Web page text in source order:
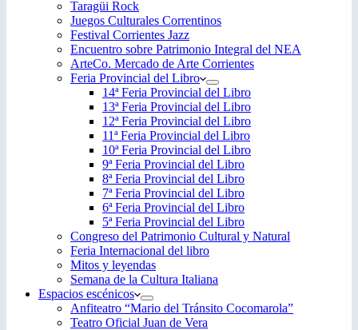
Taragüi Rock
Juegos Culturales Correntinos
Festival Corrientes Jazz
Encuentro sobre Patrimonio Integral del NEA
ArteCo. Mercado de Arte Corrientes
Feria Provincial del Libro
14ª Feria Provincial del Libro
13ª Feria Provincial del Libro
12ª Feria Provincial del Libro
11ª Feria Provincial del Libro
10ª Feria Provincial del Libro
9ª Feria Provincial del Libro
8ª Feria Provincial del Libro
7ª Feria Provincial del Libro
6ª Feria Provincial del Libro
5ª Feria Provincial del Libro
Congreso del Patrimonio Cultural y Natural
Feria Internacional del libro
Mitos y leyendas
Semana de la Cultura Italiana
Espacios escénicos
Anfiteatro “Mario del Tránsito Cocomarola”
Teatro Oficial Juan de Vera